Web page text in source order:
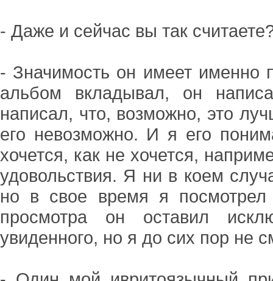
- Даже и сейчас вы так
- Значимость он имеет именно
альбом вкладывал, он
написал, что, возможно, это
его невозможно. И я его
хочется, как не хочется,
удовольствия. Я ни в коем
но в свое время я
просмотра он оставил
увиденного, но я до сих пор не